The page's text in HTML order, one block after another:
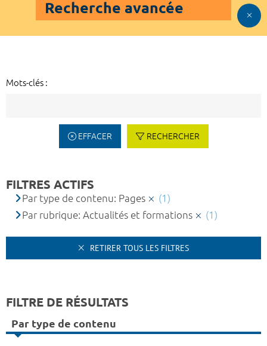
Recherche avancée
Mots-clés :
EFFACER RECHERCHER
FILTRES ACTIFS
Par type de contenu: Pages
(1)
Par rubrique: Actualités et formations
(1)
RETIRER TOUS LES FILTRES
FILTRE DE RÉSULTATS
Par type de contenu